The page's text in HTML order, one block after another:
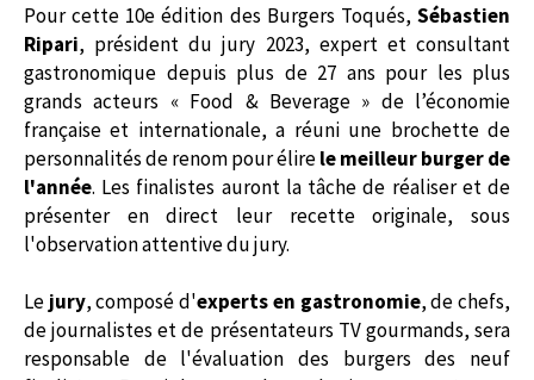
Pour cette 10e édition des Burgers Toqués, Sébastien
Ripari, président du jury 2023, expert et consultant
gastronomique depuis plus de 27 ans pour les plus
grands acteurs « Food & Beverage » de l’économie
française et internationale, a réuni une brochette de
personnalités de renom pour élirele meilleur burger de
l'année. Les finalistes auront la tâche de réaliser et de
présenter en direct leur recette originale, sous
l'observation attentive du jury.
Le jury, composé d'experts en gastronomie, de chefs,
de journalistes et de présentateurs TV gourmands, sera
responsable de l'évaluation des burgers des neuf